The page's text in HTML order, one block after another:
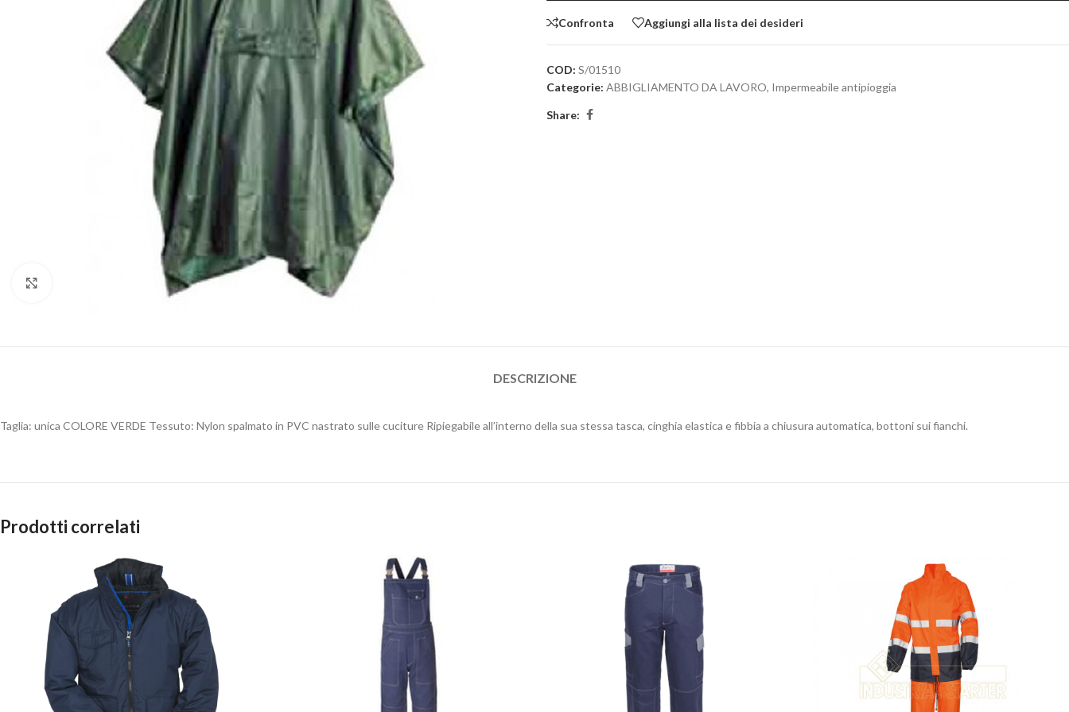
Confronta Aggiungi alla lista dei desideri
COD: S/01510
Categorie: ABBIGLIAMENTO DA LAVORO, Impermeabile antipioggia
Share:
DESCRIZIONE
Taglia: unica COLORE VERDE Tessuto: Nylon spalmato in PVC nastrato sulle cuciture Ripiegabile all’interno della sua stessa tasca, cinghia elastica e fibbia a chiusura automatica, bottoni sui fianchi.
Prodotti correlati